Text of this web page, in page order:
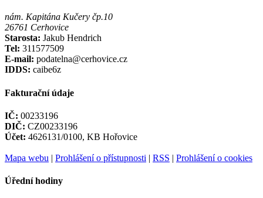
nám. Kapitána Kučery čp.10
26761 Cerhovice
Starosta: Jakub Hendrich
Tel: 311577509
E-mail: podatelna@cerhovice.cz
IDDS: caibe6z
Fakturační údaje
IČ: 00233196
DIČ: CZ00233196
Účet: 4626131/0100, KB Hořovice
Mapa webu | Prohlášení o přístupnosti | RSS | Prohlášení o cookies
Úřední hodiny